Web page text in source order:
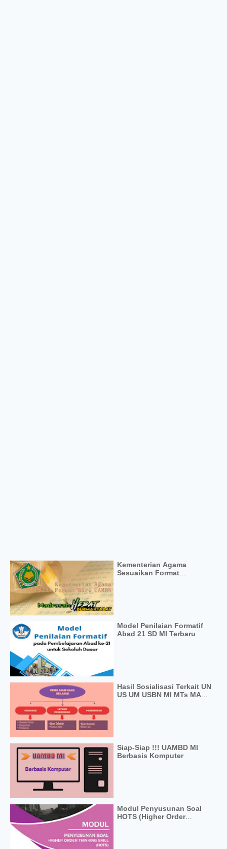
Kementerian Agama
Sesuaikan Format
Model Penilaian Formatif
Abad 21 SD MI Terbaru
Hasil Sosialisasi Terkait UN
US UM USBN MI MTs MA
Siap-Siap !!! UAMBD MI
Berbasis Komputer
Modul Penyusunan Soal
HOTS (Higher Order